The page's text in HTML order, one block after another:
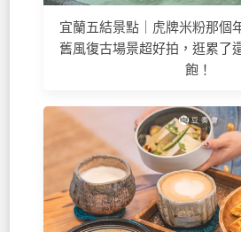
宜蘭五結景點｜虎牌米粉那個
舊風復古場景超好拍，逛累了
飽！